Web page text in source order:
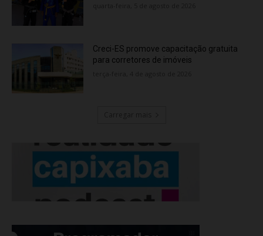
Creci-ES promove capacitação gratuita
para corretores de imóveis